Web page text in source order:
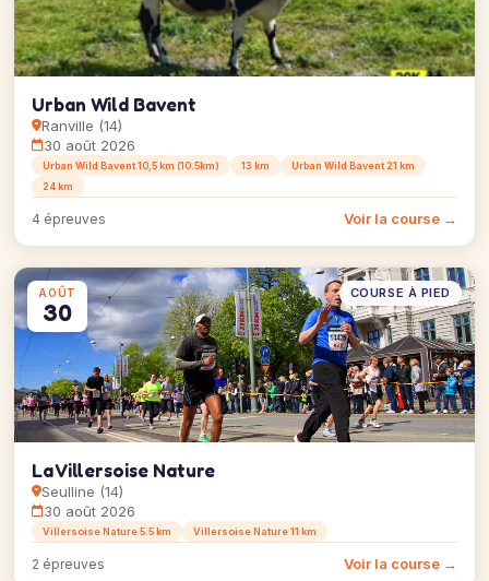
Urban Wild Bavent
Ranville (14)
30 août 2026
Urban Wild Bavent 10,5 km (10.5km) 13 km
Urban Wild Bavent 21 km
24 km
4 épreuves Voir la course →
AOÛT
30
COURSE À PIED
La Villersoise Nature
Seulline (14)
30 août 2026
Villersoise Nature 5.5 km Villersoise Nature 11 km
2 épreuves Voir la course →